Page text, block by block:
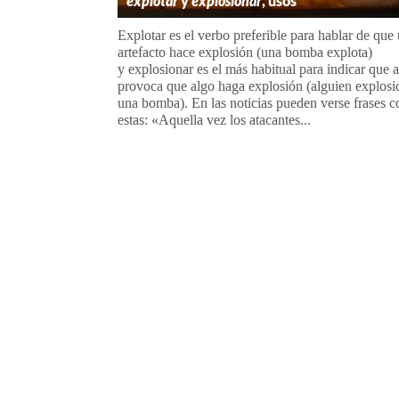
Explotar es el verbo preferible para hablar de que
artefacto hace explosión (una bomba explota)
y explosionar es el más habitual para indicar que
provoca que algo haga explosión (alguien
una bomba). En las noticias pueden verse frases
estas: «Aquella vez los atacantes...